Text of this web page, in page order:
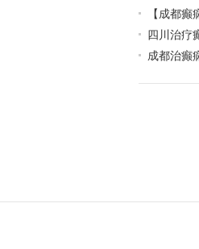
【成都
四川治疗
成都治癫